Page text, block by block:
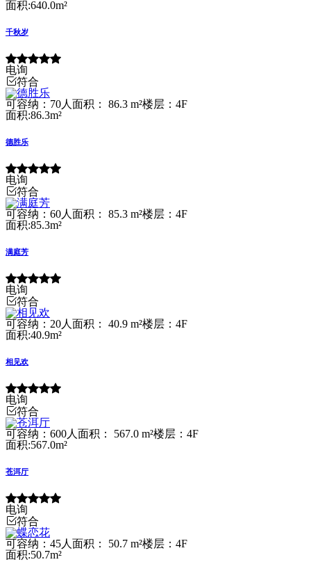
面积:640.0m²
千秋岁
电询
符合
可容纳：70人 面积： 86.3 m²楼层：4F
面积:86.3m²
德胜乐
电询
符合
可容纳：60人 面积： 85.3 m²楼层：4F
面积:85.3m²
满庭芳
电询
符合
可容纳：20人 面积： 40.9 m²楼层：4F
面积:40.9m²
相见欢
电询
符合
可容纳：600人 面积： 567.0 m²楼层：4F
面积:567.0m²
苍洱厅
电询
符合
可容纳：45人 面积： 50.7 m²楼层：4F
面积:50.7m²